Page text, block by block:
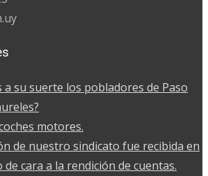
a su suerte los pobladores de Paso
motores.
de nuestro sindicato fue recibida en
cara a la rendición de cuentas.